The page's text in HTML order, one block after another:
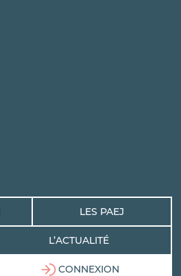
LES PAEJ
L’ACTUALITÉ
CONNEXION